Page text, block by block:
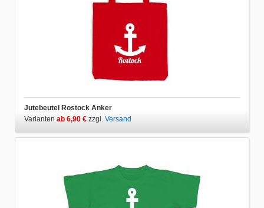
Jutebeutel Rostock Anker
Varianten ab 6,90 € zzgl. Versand